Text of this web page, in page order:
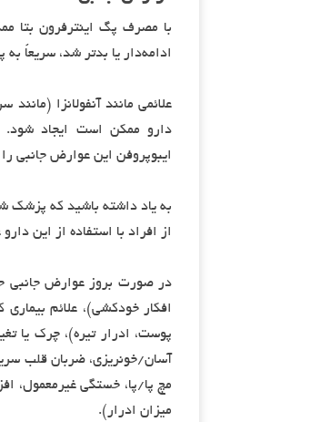
با مصرف پگ اینترفرون بتا
ادامه‌دار یا بدتر شد، سریعاً
علائمی مانند آنفولانزا
دارو ممکن است ایجاد شود.
ایبوپروفن این عوارض جانبی
به یاد داشته باشید که پزشک
از افراد با استفاده از این
در صورت بروز عوارض جانبی
افکار خودکشی)، علائم
پوست، ادرار تیره)، چرک یا
آسان/خونریزی، ضربان قلب
مچ پا/پا، خستگی غیرمعمول،
میزان ادرار).